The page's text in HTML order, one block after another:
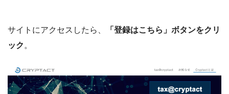
サイトにアクセスしたら、
「登録はこちら」ボタンをクリ
ック 。